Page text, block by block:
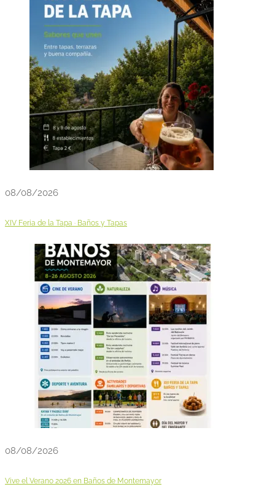
08/08/2026
XIV Feria de la Tapa · Baños y Tapas
08/08/2026
Vive el Verano 2026 en Baños de Montemayor